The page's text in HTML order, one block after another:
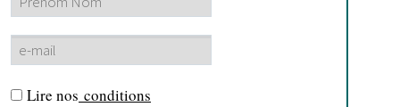
Lire nos conditions